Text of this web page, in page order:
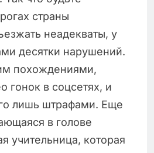
страны
неадекваты, у
десятки нарушений.
похождениями,
гонок в соцсетях, и
лишь штрафами. Еще
в голове
учительница, которая